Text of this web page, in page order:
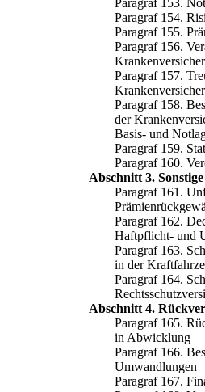
Paragraf 153.
Paragraf 154.
Paragraf 155.
Paragraf 156.
Paragraf 157.
Paragraf 158.
der
Basis- und
Paragraf 159.
Paragraf 160.
Abschnitt 3.
Paragraf 161.
Paragraf 162.
Haftpflicht- und
Paragraf 163.
in der
Paragraf 164.
Abschnitt 4.
Paragraf 165.
in Abwicklung
Paragraf 166.
Umwandlungen
Paragraf 167.